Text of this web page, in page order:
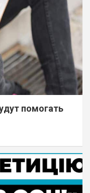
помогать